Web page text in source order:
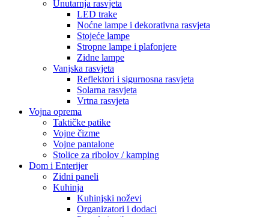
Unutarnja rasvjeta
LED trake
Noćne lampe i dekorativna rasvjeta
Stojeće lampe
Stropne lampe i plafonjere
Zidne lampe
Vanjska rasvjeta
Reflektori i sigurnosna rasvjeta
Solarna rasvjeta
Vrtna rasvjeta
Vojna oprema
Taktičke patike
Vojne čizme
Vojne pantalone
Stolice za ribolov / kamping
Dom i Enterijer
Zidni paneli
Kuhinja
Kuhinjski noževi
Organizatori i dodaci